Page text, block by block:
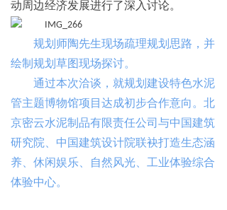
动周边经济发展进行了深入讨论。
规划师陶先生现场疏理规划思路，并
绘制规划草图现场探讨。
通过本次洽谈，就规划建设特色水泥
管主题博物馆项目达成初步合作意向。北
京密云水泥制品有限责任公司与中国建筑
研究院、中国建筑设计院联袂打造生态涵
养、休闲娱乐、自然风光、工业体验综合
体验中心。